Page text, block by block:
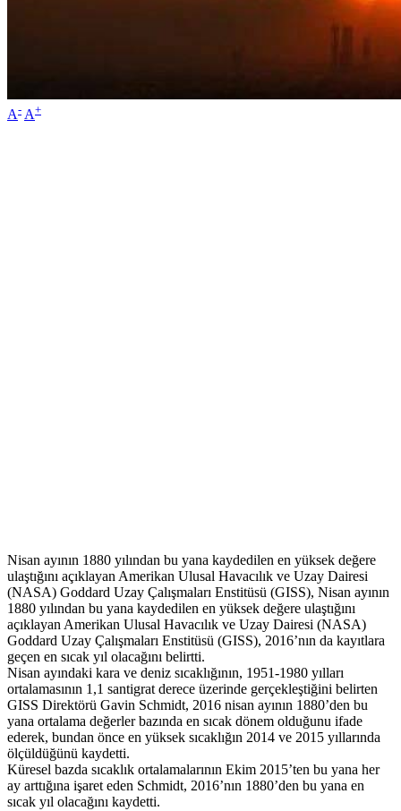
A- A+
Nisan ayının 1880 yılından bu yana kaydedilen en yüksek değere
ulaştığını açıklayan Amerikan Ulusal Havacılık ve Uzay Dairesi
(NASA) Goddard Uzay Çalışmaları Enstitüsü (GISS), Nisan ayının
1880 yılından bu yana kaydedilen en yüksek değere ulaştığını
açıklayan Amerikan Ulusal Havacılık ve Uzay Dairesi (NASA)
Goddard Uzay Çalışmaları Enstitüsü (GISS), 2016’nın da kayıtlara
geçen en sıcak yıl olacağını belirtti.
Nisan ayındaki kara ve deniz sıcaklığının, 1951-1980 yılları
ortalamasının 1,1 santigrat derece üzerinde gerçekleştiğini belirten
GISS Direktörü Gavin Schmidt, 2016 nisan ayının 1880’den bu
yana ortalama değerler bazında en sıcak dönem olduğunu ifade
ederek, bundan önce en yüksek sıcaklığın 2014 ve 2015 yıllarında
ölçüldüğünü kaydetti.
Küresel bazda sıcaklık ortalamalarının Ekim 2015’ten bu yana her
ay arttığına işaret eden Schmidt, 2016’nın 1880’den bu yana en
sıcak yıl olacağını kaydetti.